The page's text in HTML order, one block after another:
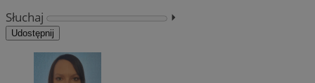
Słuchaj
⏵︎
Udostępnij